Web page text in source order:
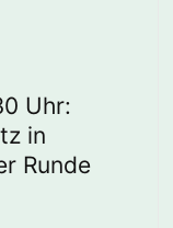
Uhr:
in
Runde